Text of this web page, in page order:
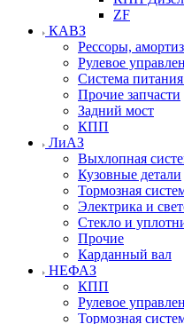
ZF
КАВЗ
Рессоры,
Рулевое
Система
Прочие запчасти
Задний мост
КПП
ЛиАЗ
Выхлопная
Кузовные детали
Тормозная
Электрика и
Стекло и
Прочие
Карданный вал
НЕФАЗ
КПП
Рулевое
Тормозная